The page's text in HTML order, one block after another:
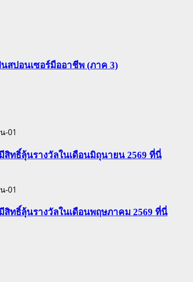
สปอนเซอร์มืออาชีพ (ภาค 3)
ทธิ์ลุ้นรางวัลในเดือนมิถุนายน 2569 ที่นี่
ทธิ์ลุ้นรางวัลในเดือนพฤษภาคม 2569 ที่นี่